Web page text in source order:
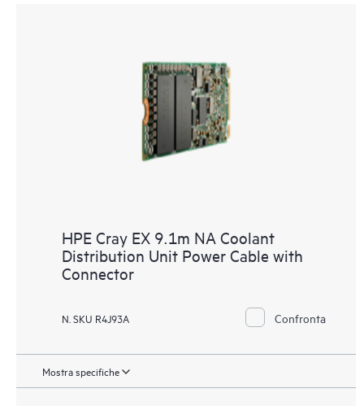
HPE Cray EX 9.1m NA Coolant
Distribution Unit Power Cable with
Connector
N. SKU R4J93A Confronta
Mostra specifiche